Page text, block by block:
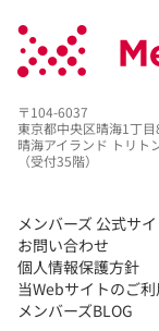
〒104-6037
東京都中央区晴海1丁
晴海アイランド トリト
（受付35階）
メンバーズ 公式サイ
お問い合わせ
個人情報保護方針
当Webサイトのご
メンバーズBLOG